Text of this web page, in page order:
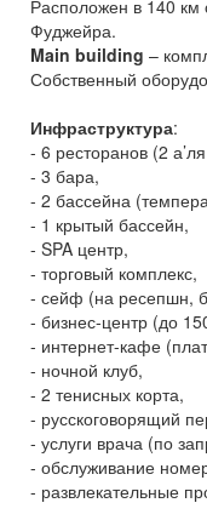
Расположен в 140 км
Фуджейра.
Main building –
Собственный
Инфраструктура:
- 6 ресторанов (2
- 3 бара,
- 2 бассейна
- 1 крытый бассейн,
- SPA центр,
- торговый комплекс,
- сейф (на ресепшн,
- бизнес-центр (до
- интернет-кафе
- ночной клуб,
- 2 тенисных корта,
- русскоговорящий
- услуги врача (по
- обслуживание
- развлекательные